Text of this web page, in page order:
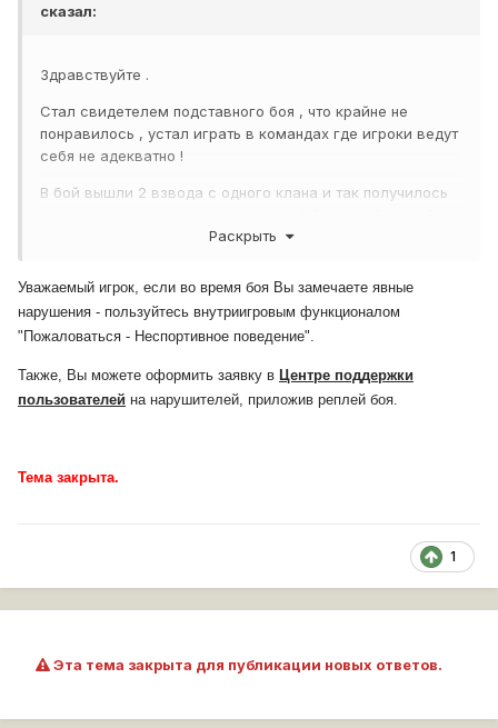
сказал:
Здравствуйте .
Стал свидетелем подставного боя , что крайне не
понравилось , устал играть в командах где игроки ведут
себя не адекватно !
В бой вышли 2 взвода с одного клана и так получилось
ис7 и т57 хеви , 2-й взвод полностью и т57 хеви , явно
собственно успешно и делали !
Прошу наказать нарушителей, по всей строгости WG !
dim0nk5-caernarvon
Зарарнее спасибо !
Раскрыть
Уважаемый игрок, если во время боя Вы замечаете явные
нарушения - пользуйтесь внутриигровым функционалом
"Пожаловаться - Неспортивное поведение".
Также, Вы можете оформить заявку в Центре поддержки
пользователей на нарушителей, приложив реплей боя.
Тема закрыта.
1
Эта тема закрыта для публикации новых ответов.